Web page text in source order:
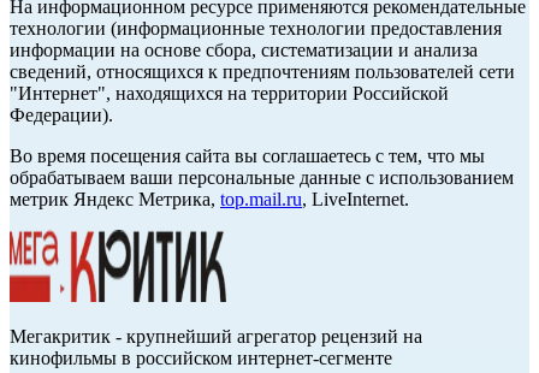
На информационном ресурсе применяются рекомендательные
технологии (информационные технологии предоставления
информации на основе сбора, систематизации и анализа
сведений, относящихся к предпочтениям пользователей сети
"Интернет", находящихся на территории Российской
Федерации).
Во время посещения сайта вы соглашаетесь с тем, что мы
обрабатываем ваши персональные данные с использованием
метрик Яндекс Метрика, top.mail.ru, LiveInternet.
Мегакритик - крупнейший агрегатор рецензий на
кинофильмы в российском интернет-сегменте